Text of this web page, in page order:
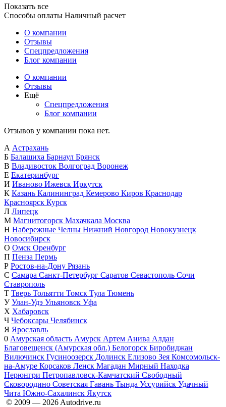
Показать все
Способы оплаты Наличный расчет
О компании
Отзывы
Спецпредложения
Блог компании
О компании
Отзывы
Ещё
Спецпредложения
Блог компании
Отзывов у компании пока нет.
А Астрахань
Б Балашиха Барнаул Брянск
В Владивосток Волгоград Воронеж
Е Екатеринбург
И Иваново Ижевск Иркутск
К Казань Калининград Кемерово Киров Краснодар
Красноярск Курск
Л Липецк
М Магнитогорск Махачкала Москва
Н Набережные Челны Нижний Новгород Новокузнецк
Новосибирск
О Омск Оренбург
П Пенза Пермь
Р Ростов-на-Дону Рязань
С Самара Санкт-Петербург Саратов Севастополь Сочи
Ставрополь
Т Тверь Тольятти Томск Тула Тюмень
У Улан-Удэ Ульяновск Уфа
Х Хабаровск
Ч Чебоксары Челябинск
Я Ярославль
0 Амурская область Амурск Артем Анива Алдан
Благовещенск (Амурская обл.) Белогорск Биробиджан
Вилючинск Гусиноозерск Долинск Елизово Зея Комсомольск-
на-Амуре Корсаков Ленск Магадан Мирный Находка
Нерюнгри Петропавловск-Камчатский Свободный
Сковородино Советская Гавань Тында Уссурийск Удачный
Чита Южно-Сахалинск Якутск
© 2009 — 2026 Autodrive.ru